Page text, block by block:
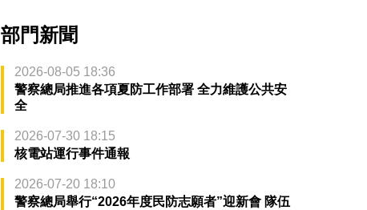
部門新聞
2026-08-05 18:36
警察總局推進各項夏防工作部署 全力維護公共安
全
2026-07-30 18:15
核電站運行事件通報
2026-07-20 18:10
警察總局舉行“2026年度民防志願者”迎新會 隊伍